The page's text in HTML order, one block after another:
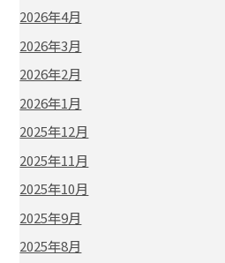
2026年4月
2026年3月
2026年2月
2026年1月
2025年12月
2025年11月
2025年10月
2025年9月
2025年8月